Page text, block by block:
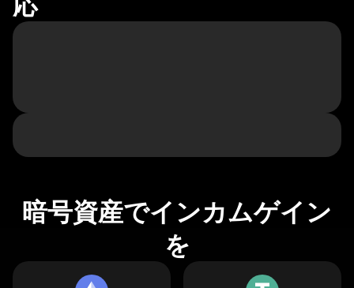
暗号資産でインカムゲイン
を